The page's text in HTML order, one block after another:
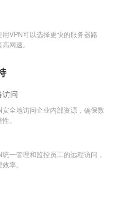
VPN可以选择更快的服务器路
网速。
问
安全地访问企业内部资源，确保数
。
一管理和监控员工的远程访问，
率。